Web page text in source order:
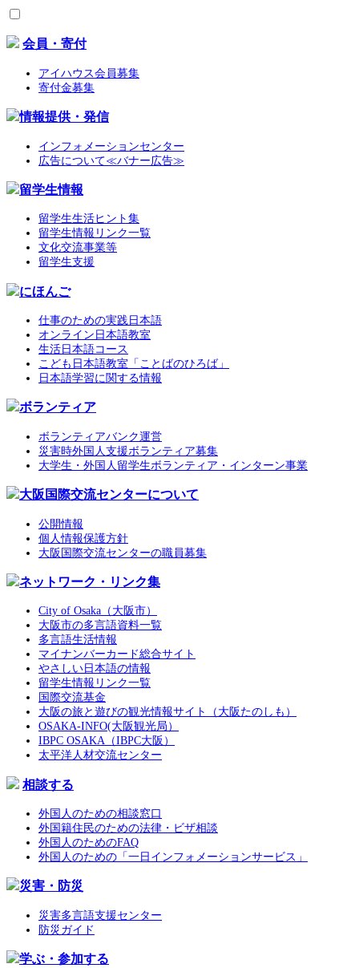
会員・寄付
アイハウス会員募集
寄付金募集
情報提供・発信
インフォメーションセンター
広告について≪バナー広告≫
留学生情報
留学生生活ヒント集
留学生情報リンク一覧
文化交流事業等
留学生支援
にほんご
仕事のための実践日本語
オンライン日本語教室
生活日本語コース
こども日本語教室「ことばのひろば」
日本語学習に関する情報
ボランティア
ボランティアバンク運営
災害時外国人支援ボランティア募集
大学生・外国人留学生ボランティア・インターン事業
大阪国際交流センターについて
公開情報
個人情報保護方針
大阪国際交流センターの職員募集
ネットワーク・リンク集
City of Osaka（大阪市）
大阪市の多言語資料一覧
多言語生活情報
マイナンバーカード総合サイト
やさしい日本語の情報
留学生情報リンク一覧
国際交流基金
大阪の旅と遊びの観光情報サイト（大阪たのしも）
OSAKA-INFO(大阪観光局）
IBPC OSAKA（IBPC大阪）
太平洋人材交流センター
相談する
外国人のための相談窓口
外国籍住民のための法律・ビザ相談
外国人のためのFAQ
外国人のための「一日インフォメーションサービス」
災害・防災
災害多言語支援センター
防災ガイド
学ぶ・参加する